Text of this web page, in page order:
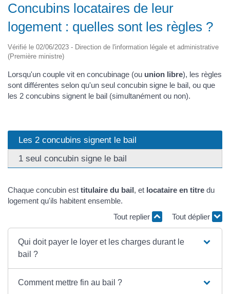
Concubins locataires de leur
logement : quelles sont les règles ?
Vérifié le 02/06/2023 - Direction de l'information légale et administrative
(Première ministre)
Lorsqu'un couple vit en concubinage (ou union libre), les règles
sont différentes selon qu'un seul concubin signe le bail, ou que
les 2 concubins signent le bail (simultanément ou non).
Les 2 concubins signent le bail
1 seul concubin signe le bail
Chaque concubin est titulaire du bail, et locataire en titre du
logement qu'ils habitent ensemble.
Tout replier
Tout déplier
Qui doit payer le loyer et les charges durant le
bail ?
Comment mettre fin au bail ?